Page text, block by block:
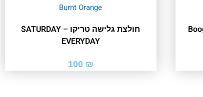
חולצת גלישה טריקו – SATURDAY
EVERYDAY
₪
100